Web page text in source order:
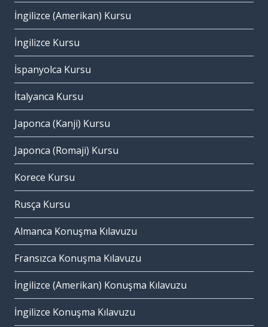
İngilizce (Amerikan) Kursu
İngilizce Kursu
İspanyolca Kursu
İtalyanca Kursu
Japonca (Kanji) Kursu
Japonca (Romaji) Kursu
Korece Kursu
Rusça Kursu
Almanca Konuşma Kılavuzu
Fransızca Konuşma Kılavuzu
İngilizce (Amerikan) Konuşma Kılavuzu
İngilizce Konuşma Kılavuzu